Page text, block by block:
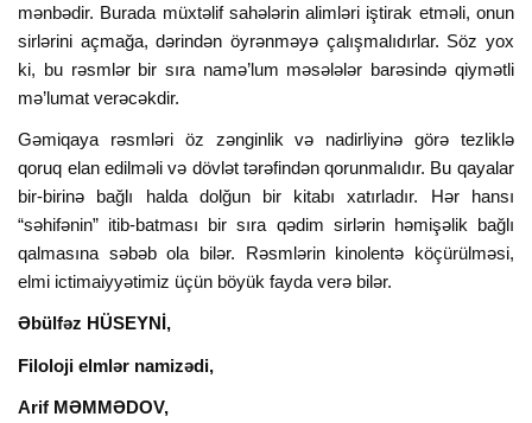
mənbədir. Burada müxtəlif sahələrin alimləri iştirak etməli, onun
sirlərini açmağa, dərindən öyrənməyə çalışmalıdırlar. Söz yox
ki, bu rəsmlər bir sıra namə’lum məsələlər barəsində qiymətli
mə’lumat verəcəkdir.
Gəmiqaya rəsmləri öz zənginlik və nadirliyinə görə tezliklə
qoruq elan edilməli və dövlət tərəfindən qorunmalıdır. Bu qayalar
bir-birinə bağlı halda dolğun bir kitabı xatırladır. Hər hansı
“səhifənin” itib-batması bir sıra qədim sirlərin həmişəlik bağlı
qalmasına səbəb ola bilər. Rəsmlərin kinolentə köçürülməsi,
elmi ictimaiyyətimiz üçün böyük fayda verə bilər.
Əbülfəz HÜSEYNİ,
Filoloji elmlər namizədi,
Arif MƏMMƏDOV,